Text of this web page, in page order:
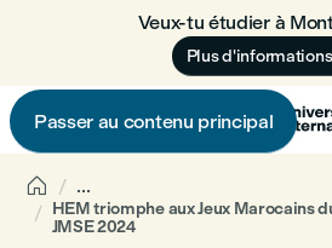
Veux-tu étudier à
Plus d'informations
Passer au contenu principal

 ...
HEM triomphe aux Jeux Marocains
JMSE 2024